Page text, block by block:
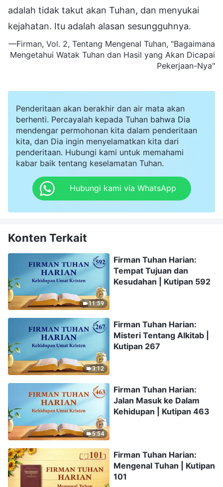
adalah tidak takut akan Tuhan, dan menyukai
kejahatan. Itu adalah alasan sesungguhnya.
—Firman, Vol. 2, Tentang Mengenal Tuhan, "Bagaimana
Mengetahui Watak Tuhan dan Hasil yang Akan Dicapai
Pekerjaan-Nya"
Penderitaan akan berakhir dan air mata akan
berhenti. Percayalah kepada Tuhan bahwa Dia
mendengar permohonan kita dalam penderitaan
kita, dan Dia ingin menyelamatkan kita dari
penderitaan. Hubungi kami untuk memahami
kabar baik tentang keselamatan Tuhan.
Hubungi kami via WhatsApp
Konten Terkait
11:59
Firman Tuhan Harian:
Tempat Tujuan dan
Kesudahan | Kutipan 592
3:12
Firman Tuhan Harian:
Misteri Tentang Alkitab |
Kutipan 267
5:54
Firman Tuhan Harian:
Jalan Masuk ke Dalam
Kehidupan | Kutipan 463
Firman Tuhan Harian:
Mengenal Tuhan | Kutipan
101